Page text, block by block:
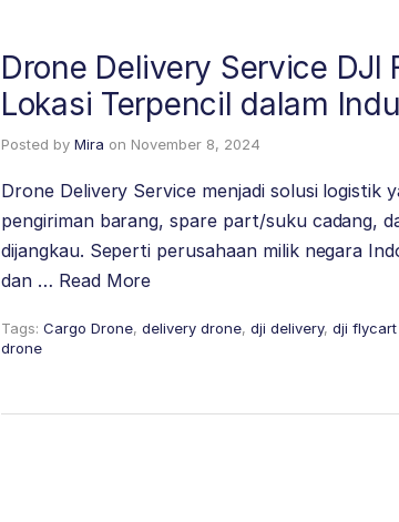
Drone Delivery Service
Lokasi Terpencil dalam
Posted by Mira on November 8, 2024
Drone Delivery Service menjadi solusi
pengiriman barang, spare part/suku cadang,
dijangkau. Seperti perusahaan milik negara
dan … Read More
Tags: Cargo Drone, delivery drone, dji delivery, dji flycart
drone